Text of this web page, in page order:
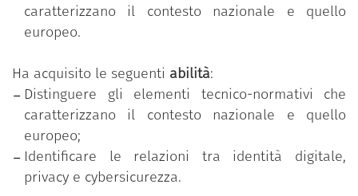
FORMATO: Mooc.
SEDE DEL CORSO:
fad.fondazionescuolapatrimonio.it.
DURATA: 2 ore e 30 minuti.
LINGUA DI EROGAZIONE: Italiano.
caratterizzano il contesto nazionale e quello
europeo.
Ha acquisito le seguenti abilità:
Distinguere gli elementi tecnico-normativi che
caratterizzano il contesto nazionale e quello
europeo;
Identificare le relazioni tra identità digitale,
privacy e cybersicurezza.